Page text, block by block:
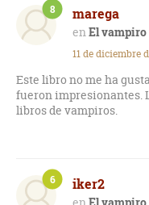
marega
El
8
11 de diciembre
Este libro no me ha
fueron impresionantes.
libros de vampiros.
iker2
6